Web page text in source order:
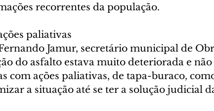
recorrentes da população.
paliativas
Jamur, secretário municipal de
do asfalto estava muito deteriorada e
com ações paliativas, de tapa-buraco,
a situação até se ter a solução judicial